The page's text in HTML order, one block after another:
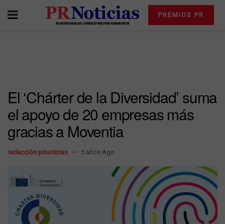
PREMIOS PR
El ‘Chárter de la Diversidad’ suma
el apoyo de 20 empresas más
gracias a Moventia
redacción prnoticias 5 años Ago